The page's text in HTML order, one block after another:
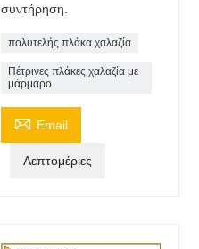
συντήρηση.
πολυτελής πλάκα χαλαζία
Πέτρινες πλάκες χαλαζία με
μάρμαρο
 Email
Λεπτομέριες